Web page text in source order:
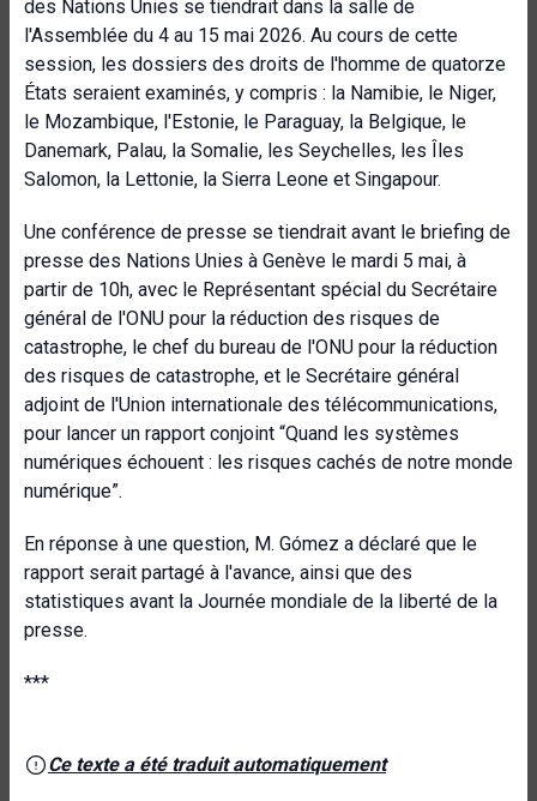
des Nations Unies se tiendrait dans la salle de
l'Assemblée du 4 au 15 mai 2026. Au cours de cette
session, les dossiers des droits de l'homme de quatorze
États seraient examinés, y compris : la Namibie, le Niger,
le Mozambique, l'Estonie, le Paraguay, la Belgique, le
Danemark, Palau, la Somalie, les Seychelles, les Îles
Salomon, la Lettonie, la Sierra Leone et Singapour.
Une conférence de presse se tiendrait avant le briefing de
presse des Nations Unies à Genève le mardi 5 mai, à
partir de 10h, avec le Représentant spécial du Secrétaire
général de l'ONU pour la réduction des risques de
catastrophe, le chef du bureau de l'ONU pour la réduction
des risques de catastrophe, et le Secrétaire général
adjoint de l'Union internationale des télécommunications,
pour lancer un rapport conjoint “Quand les systèmes
numériques échouent : les risques cachés de notre monde
numérique”.
En réponse à une question, M. Gómez a déclaré que le
rapport serait partagé à l'avance, ainsi que des
statistiques avant la Journée mondiale de la liberté de la
presse.
***
Ce texte a été traduit automatiquement